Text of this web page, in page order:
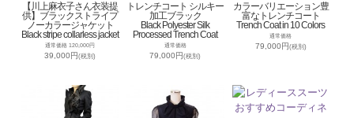
【川上麻衣子さん衣装提
供】ブラックストライプ
ノーカラージャケット
Black stripe collarless jacket
通常価格 120,000円
39,000円(税別)
トレンチコート シルキー
加工ブラック
Black Polyester Silk
Processed Trench Coat
通常価格
79,000円(税別)
カラーバリエーション豊
富なトレンチコート
Trench Coat in 10 Colors
通常価格
79,000円 (税別)